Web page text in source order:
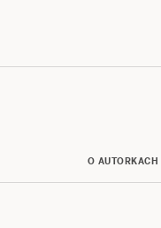
O AUTORKACH